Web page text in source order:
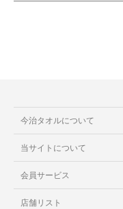
今治タオルについて
当サイトについて
会員サービス
店舗リスト